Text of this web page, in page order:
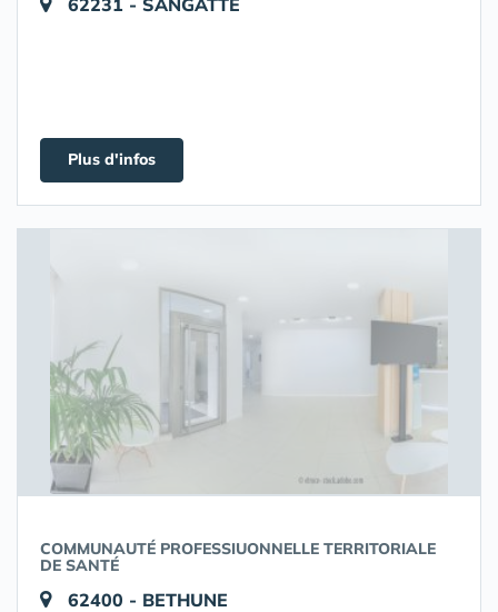
62231 - SANGATTE
Plus d'infos
COMMUNAUTÉ PROFESSIUONNELLE TERRITORIALE
DE SANTÉ
62400 - BETHUNE